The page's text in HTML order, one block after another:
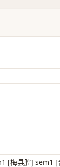
[梅县腔] sem1 [